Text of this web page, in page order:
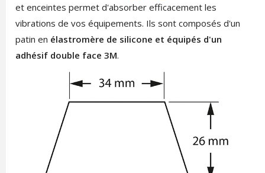
et enceintes permet d'absorber efficacement les
vibrations de vos équipements. Ils sont composés d'un
patin en élastromère de silicone et équipés d'un
adhésif double face 3M.